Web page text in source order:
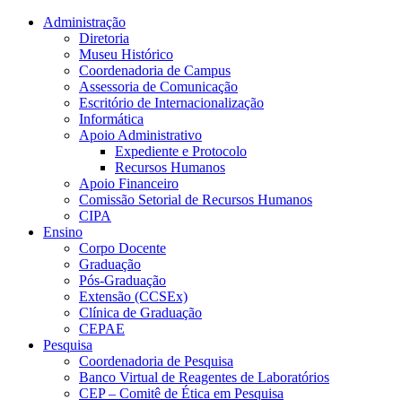
Conteúdo principal Menu principal
Administração
Diretoria
Museu Histórico
Coordenadoria de Campus
Assessoria de Comunicação
Escritório de Internacionalização
Informática
Apoio Administrativo
Expediente e Protocolo
Recursos Humanos
Apoio Financeiro
Comissão Setorial de Recursos Humanos
CIPA
Ensino
Corpo Docente
Graduação
Pós-Graduação
Extensão (CCSEx)
Clínica de Graduação
CEPAE
Pesquisa
Coordenadoria de Pesquisa
Banco Virtual de Reagentes de Laboratórios
CEP – Comitê de Ética em Pesquisa